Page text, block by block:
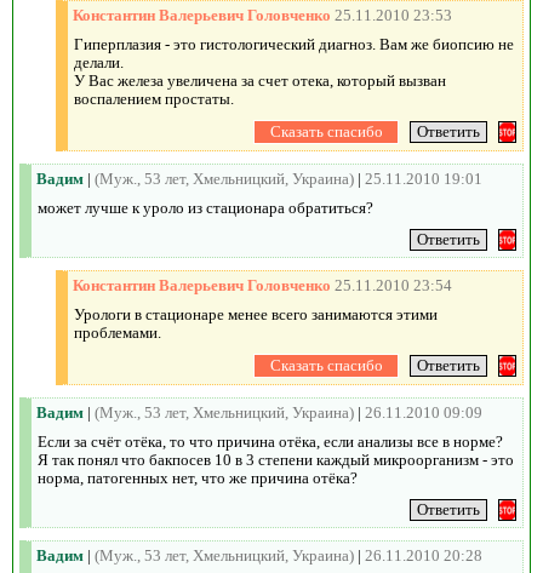
Константин Валерьевич Головченко 25.11.2010 23:53
Гиперплазия - это гистологический диагноз. Вам же биопсию не
делали.
У Вас железа увеличена за счет отека, который вызван
воспалением простаты.
Вадим | (Муж., 53 лет, Хмельницкий, Украина) | 25.11.2010 19:01
может лучше к уроло из стационара обратиться?
Константин Валерьевич Головченко 25.11.2010 23:54
Урологи в стационаре менее всего занимаются этими
проблемами.
Вадим | (Муж., 53 лет, Хмельницкий, Украина) | 26.11.2010 09:09
Если за счёт отёка, то что причина отёка, если анализы все в норме?
Я так понял что бакпосев 10 в 3 степени каждый микроорганизм - это
норма, патогенных нет, что же причина отёка?
Вадим | (Муж., 53 лет, Хмельницкий, Украина) | 26.11.2010 20:28